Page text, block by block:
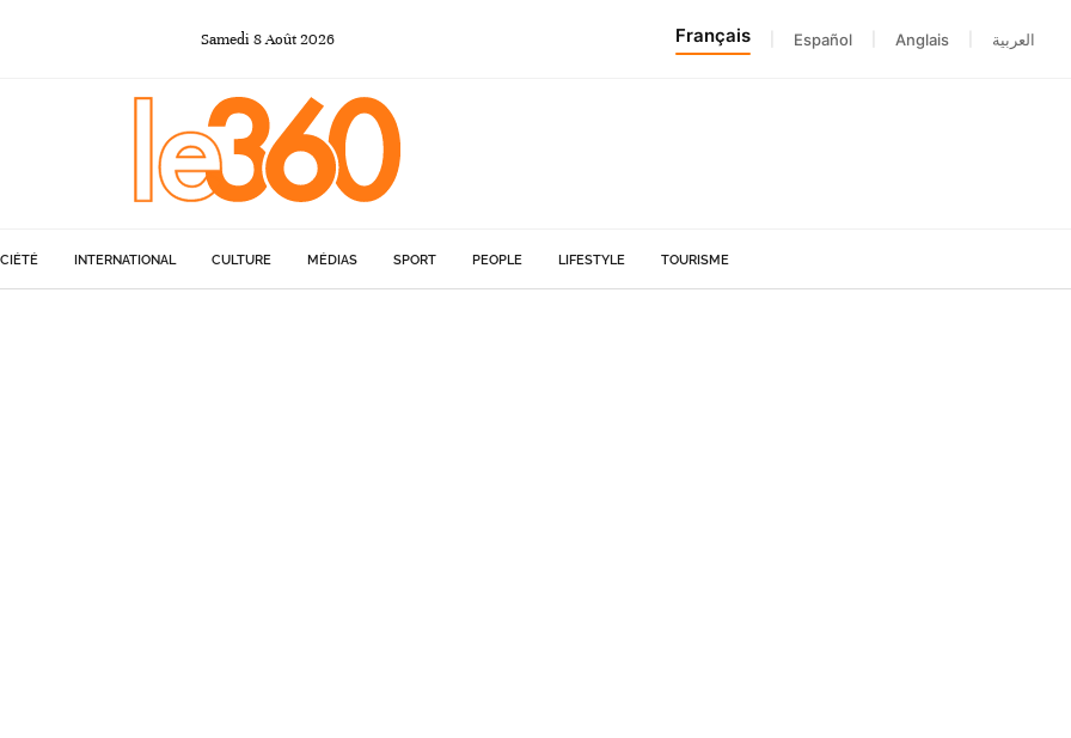
Samedi 8Août2026 Français Español Anglais العربية
INTERNATIONAL CULTURE MÉDIAS SPORT PEOPLE LIFESTYLE TOURISME